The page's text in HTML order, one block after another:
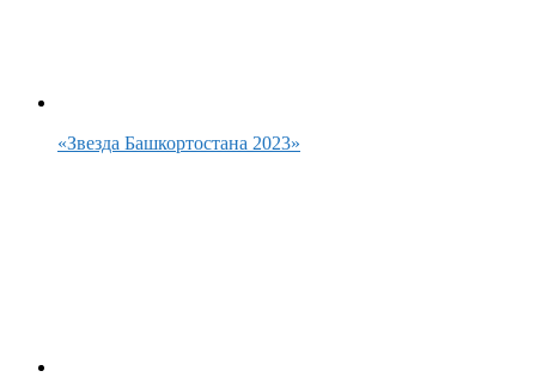
«Звезда Башкортостана 2023»